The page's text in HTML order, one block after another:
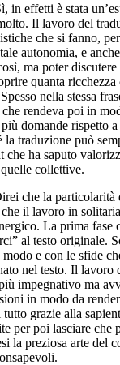
in effetti è stata
Il lavoro del
che si fanno,
autonomia, e
ma poter
quanta ricchezza
nella stessa
rendeva poi in
domande rispetto a
la traduzione può
ha saputo
collettive.
che la particolarità
il lavoro in
La prima fase
al testo originale.
e con le sfide
nel testo. Il lavoro
impegnativo ma
in modo da
grazie alla
per poi lasciare che
la preziosa arte del